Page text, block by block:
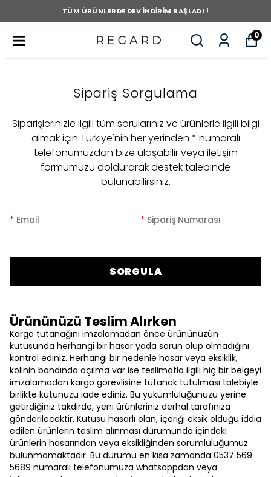
TÜM ÜRÜNLERDE DEV İNDİRİM BAŞLADI !
0
Sipariş Sorgulama
Siparişlerinizle ilgili tüm sorularınız ve ürünlerle ilgili bilgi
almak için Türkiye'nin her yerinden * numaralı
telefonumuzdan bize ulaşabilir veya iletişim
formumuzu doldurarak destek talebinde
bulunabilirsiniz.
* Email * Sipariş Numarası
SORGULA
Ürününüzü Teslim Alırken
Kargo tutanağını imzalamadan önce ürününüzün
kutusunda herhangi bir hasar yada sorun olup olmadığını
kontrol ediniz. Herhangi bir nedenle hasar veya eksiklik,
kolinin bandında açılma var ise teslimatla ilgili hiç bir belgeyi
imzalamadan kargo görevlisine tutanak tutulması talebiyle
birlikte kutunuzu iade ediniz. Bu yükümlülüğünüzü yerine
getirdiğiniz takdirde, yeni ürünleriniz derhal tarafınıza
gönderilecektir. Kutusu hasarlı olan, içeriği eksik olduğu iddia
edilen ürünlerin teslim alınması durumunda içindeki
ürünlerin hasarından veya eksikliğinden sorumluluğumuz
bulunmamaktadır. Bu durumu en kısa zamanda 0537 569
5689 numaralı telefonumuza whatsappdan veya